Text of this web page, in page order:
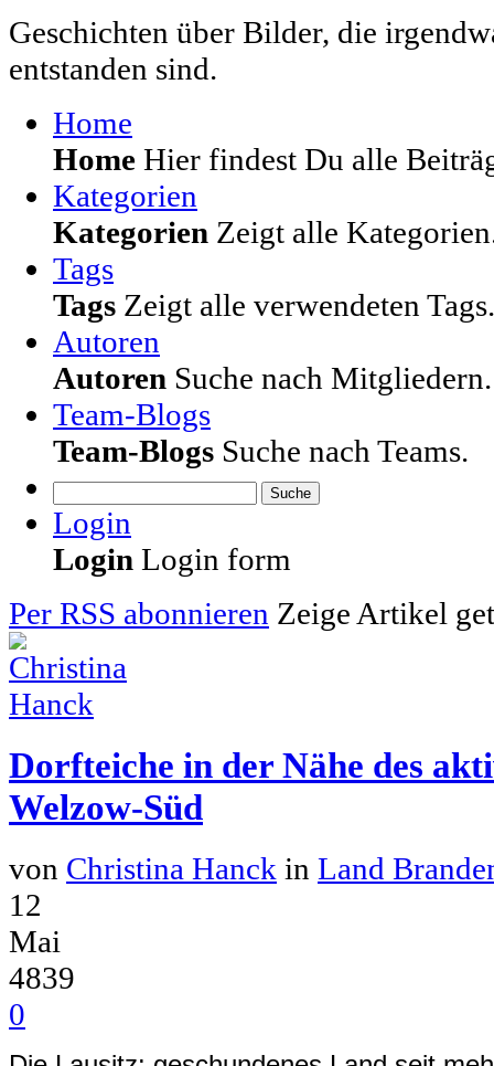
Geschichten über Bilder, die
entstanden sind.
Home
Home Hier findest Du alle
Kategorien
Kategorien Zeigt alle
Tags
Tags Zeigt alle verwendeten Tags.
Autoren
Autoren Suche nach Mitgliedern.
Team-Blogs
Team-Blogs Suche nach Teams.
Suche
Login
Login Login form
Per RSS abonnieren Zeige Artikel
Dorfteiche in der Nähe des
Welzow-Süd
von Christina Hanck in Land
12
Mai
4839
0